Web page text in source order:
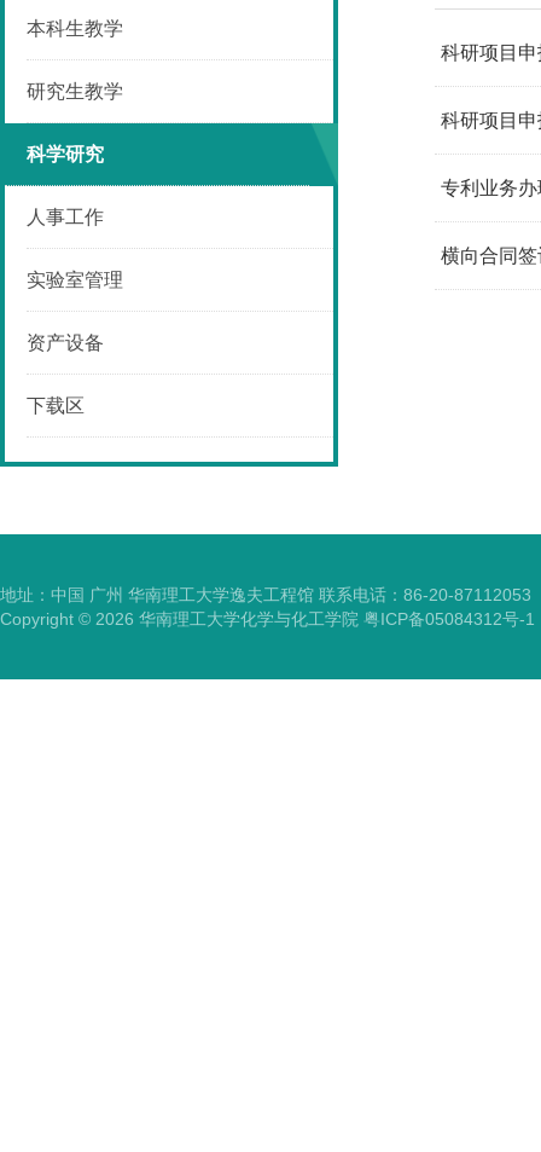
本科生教学
研究生教学
科学研究
人事工作
实验室管理
资产设备
下载区
科研项目
科研项目
专利业务
横向合同
地址：中国 广州 华南理工大学逸夫工程馆 联系电话：86-20-87112053
Copyright © 2026 华南理工大学化学与化工学院 粤ICP备05084312号-1